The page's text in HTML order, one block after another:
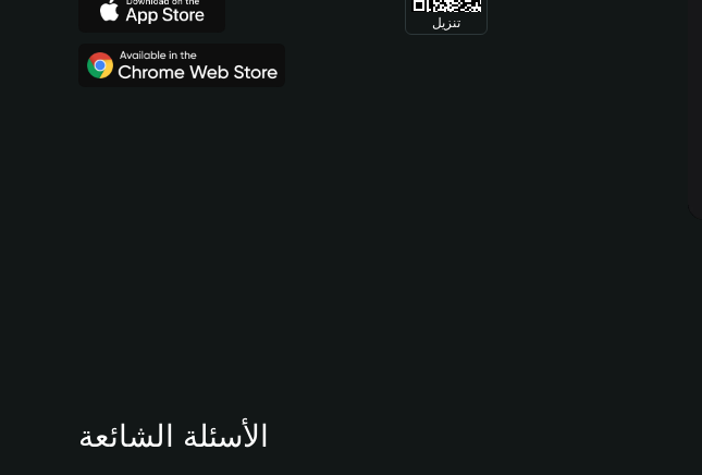
تنزيل
الأسئلة الشائعة